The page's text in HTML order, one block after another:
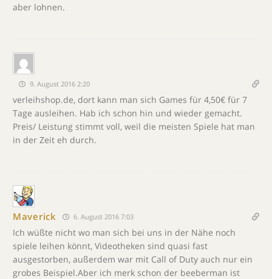
aber lohnen.
9. August 2016 2:20
verleihshop.de, dort kann man sich Games für 4,50€ für 7
Tage ausleihen. Hab ich schon hin und wieder gemacht.
Preis/ Leistung stimmt voll, weil die meisten Spiele hat man
in der Zeit eh durch.
Maverick 6. August 2016 7:03
Ich wüßte nicht wo man sich bei uns in der Nähe noch
spiele leihen könnt, Videotheken sind quasi fast
ausgestorben, außerdem war mit Call of Duty auch nur ein
grobes Beispiel.Aber ich merk schon der beeberman ist